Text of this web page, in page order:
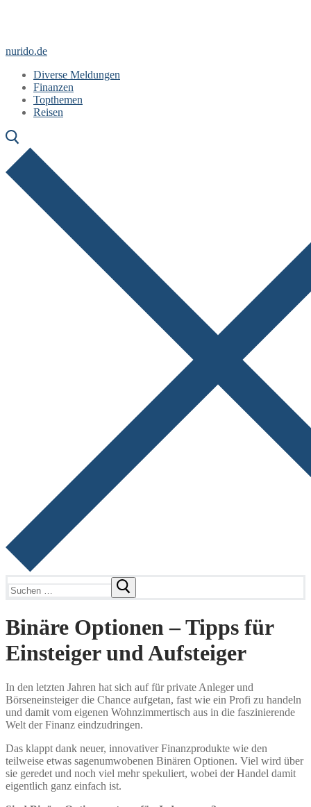
nurido.de
Diverse Meldungen
Finanzen
Topthemen
Reisen
nach:
Binäre Optionen – Tipps für
Einsteiger und Aufsteiger
In den letzten Jahren hat sich auf für private Anleger und
Börseneinsteiger die Chance aufgetan, fast wie ein Profi zu handeln
und damit vom eigenen Wohnzimmertisch aus in die faszinierende
Welt der Finanz eindzudringen.
Das klappt dank neuer, innovativer Finanzprodukte wie den
teilweise etwas sagenumwobenen Binären Optionen. Viel wird über
sie geredet und noch viel mehr spekuliert, wobei der Handel damit
eigentlich ganz einfach ist.